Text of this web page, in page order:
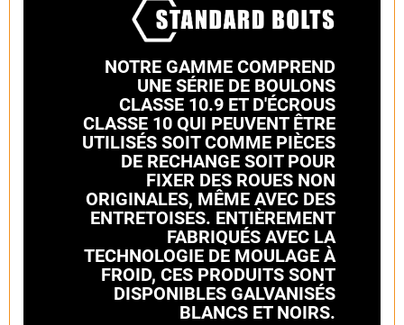
NOTRE GAMME COMPREND
UNE SÉRIE DE BOULONS
CLASSE 10.9 ET D'ÉCROUS
CLASSE 10 QUI PEUVENT ÊTRE
UTILISÉS SOIT COMME PIÈCES
DE RECHANGE SOIT POUR
FIXER DES ROUES NON
ORIGINALES, MÊME AVEC DES
ENTRETOISES. ENTIÈREMENT
FABRIQUÉS AVEC LA
TECHNOLOGIE DE MOULAGE À
FROID, CES PRODUITS SONT
DISPONIBLES GALVANISÉS
BLANCS ET NOIRS.